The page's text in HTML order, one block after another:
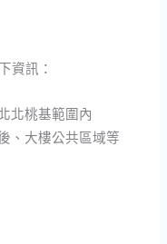
資訊：
北桃基範圍內
、大樓公共區域等